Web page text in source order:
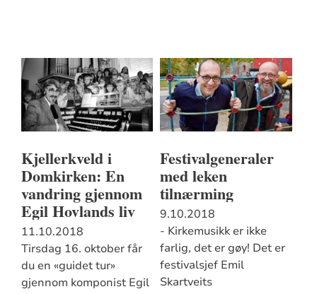
Kjellerkveld i
Domkirken: En
vandring gjennom
Egil Hovlands liv
11.10.2018
Tirsdag 16. oktober får
du en «guidet tur»
gjennom komponist Egil
Festivalgeneraler
med leken
tilnærming
9.10.2018
- Kirkemusikk er ikke
farlig, det er gøy! Det er
festivalsjef Emil
Skartveits